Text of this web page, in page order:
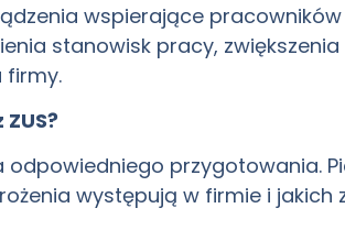
wspierające
stanowisk pracy,
firmy.
przygotowania.
występują w firmie i jakich